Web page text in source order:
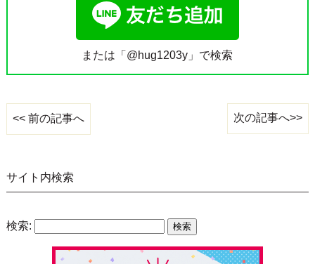
または「@hug1203y」で検索
<< 前の記事へ 次の記事へ>>
サイト内検索
検索: